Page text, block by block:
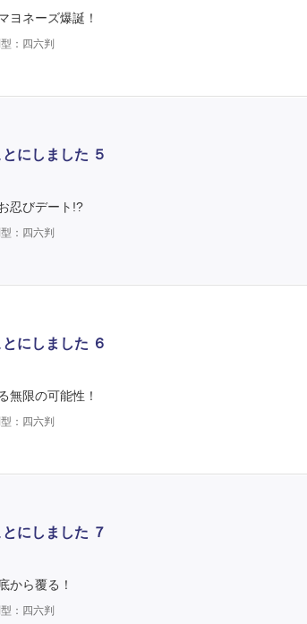
ネーズ爆誕！
：四六判
にしました ５
忍びデート!?
：四六判
にしました ６
無限の可能性！
：四六判
にしました ７
から覆る！
：四六判